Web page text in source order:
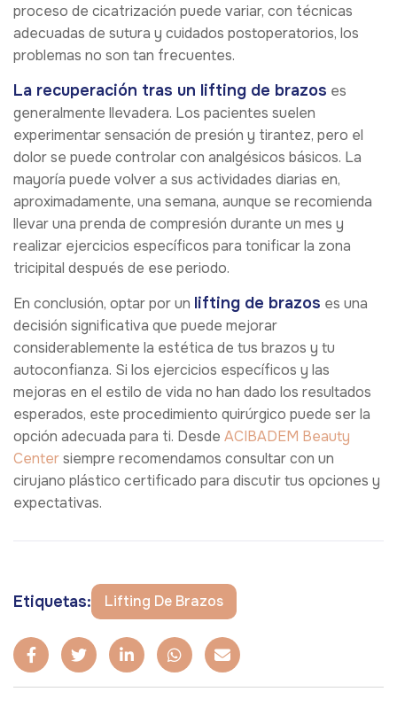
proceso de cicatrización puede variar, con técnicas
adecuadas de sutura y cuidados postoperatorios, los
problemas no son tan frecuentes.
La recuperación tras un lifting de brazos es
generalmente llevadera. Los pacientes suelen
experimentar sensación de presión y tirantez, pero el
dolor se puede controlar con analgésicos básicos. La
mayoría puede volver a sus actividades diarias en,
aproximadamente, una semana, aunque se recomienda
llevar una prenda de compresión durante un mes y
realizar ejercicios específicos para tonificar la zona
tricipital después de ese periodo.
En conclusión, optar por un lifting de brazos es una
decisión significativa que puede mejorar
considerablemente la estética de tus brazos y tu
autoconfianza. Si los ejercicios específicos y las
mejoras en el estilo de vida no han dado los resultados
esperados, este procedimiento quirúrgico puede ser la
opción adecuada para ti. Desde ACIBADEM Beauty
Centersiempre recomendamos consultar con un
cirujano plástico certificado para discutir tus opciones y
expectativas.
Etiquetas: Lifting De Brazos